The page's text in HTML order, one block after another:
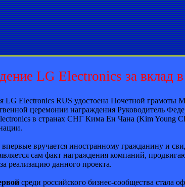
LG Electronics за вклад
LG Electronics RUS удостоена Почетной грамоты
церемонии награждения Руководитель
в странах СНГ Кима Ен Чана (Kim Young
вручается иностранному гражданину и
сам факт награждения компаний,
реализацию данного проекта.
среди российского бизнес-сообщества стала